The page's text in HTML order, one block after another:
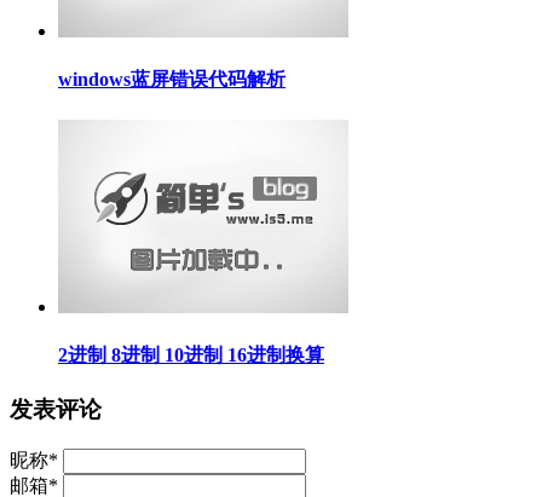
windows蓝屏错误代码解析
2进制 8进制 10进制 16进制换算
发表评论
昵称*
邮箱*